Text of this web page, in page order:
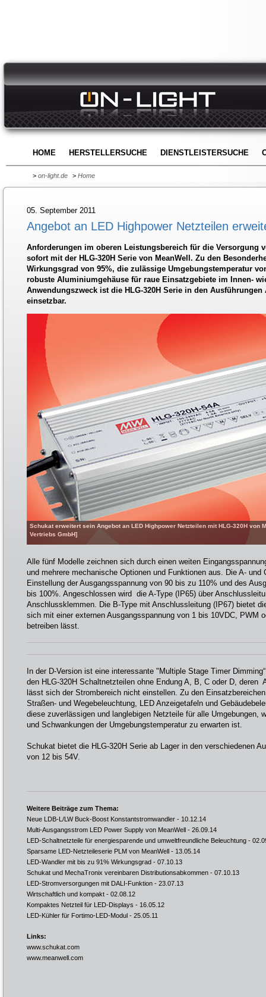
HOME HERSTELLERSUCHE DIENSTLEISTERSUCHE
> on-light.de > Home
05. September 2011
Angebot an LED Highpower Netzteilen
Anforderungen im oberen Leistungsbereich für die Versorgung
sofort mit der HLG-320H Serie von MeanWell. Zu den
Wirkungsgrad von 95%, die zulässige Umgebungstemperatur
robuste Aluminiumgehäuse für raue Einsatzgebiete im Innen-
Anwendungszweck ist die HLG-320H Serie in den Ausführungen
einsetzbar.
Schukat erweitert sein Angebot an LED Highpower Netzteilen mit HLG-320H von
Vertriebs GmbH]
Alle fünf Modelle zeichnen sich durch einen weiten
und mehrere mechanische Optionen und Funktionen aus. Die A- und
Einstellung der Ausgangsspannung von 90 bis zu 110% und des
bis 100%. Angeschlossen wird die A-Type (IP65) über
Anschlussklemmen. Die B-Type mit Anschlussleitung (IP67) bietet
sich mit einer externen Ausgangsspannung von 1 bis 10VDC, PWM
betreiben lässt.
In der D-Version ist eine interessante "Multiple Stage Timer
den HLG-320H Schaltnetzteilen ohne Endung A, B, C oder D, deren
lässt sich der Strombereich nicht einstellen. Zu den
Straßen- und Wegebeleuchtung, LED Anzeigetafeln und
diese zuverlässigen und langlebigen Netzteile für alle Umgebungen,
und Schwankungen der Umgebungstemperatur zu erwarten ist.
Schukat bietet die HLG-320H Serie ab Lager in den verschiedenen
von 12 bis 54V.
Weitere Beiträge zum Thema:
Neue LDB-L/LW Buck-Boost Konstantstromwandler - 10.12.14
Multi-Ausgangsstrom LED Power Supply von MeanWell - 26.09.14
LED-Schaltnetzteile für energiesparende und umweltfreundliche Beleuchtung -
Sparsame LED-Netzteileserie PLM von MeanWell - 13.05.14
LED-Wandler mit bis zu 91% Wirkungsgrad - 07.10.13
Schukat und MechaTronix vereinbaren Distributionsabkommen - 07.10.13
LED-Stromversorgungen mit DALI-Funktion - 23.07.13
Wirtschaftlich und kompakt - 02.08.12
Kompaktes Netzteil für LED-Displays - 16.05.12
LED-Kühler für Fortimo-LED-Modul - 25.05.11
Links:
www.schukat.com
www.meanwell.com